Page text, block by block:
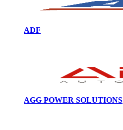
ADF
AGG POWER SOLUTIONS